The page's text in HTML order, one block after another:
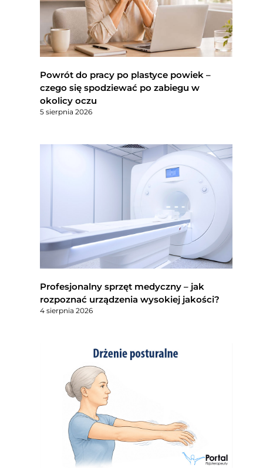
Powrót do pracy po plastyce powiek –
czego się spodziewać po zabiegu w
okolicy oczu
5 sierpnia 2026
Profesjonalny sprzęt medyczny – jak
rozpoznać urządzenia wysokiej jakości?
4 sierpnia 2026